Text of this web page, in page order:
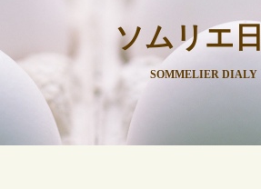
ソムリエ
SOMMELIER DIALY